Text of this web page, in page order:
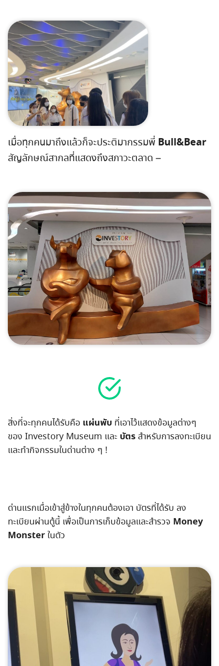
เมื่อทุกคนมาถึงแล้วก็จะประติมากรรมพี่ Bull&Bear
สัญลักษณ์สากลที่แสดงถึงสภาวะตลาด –
สิ่งที่จะทุกคนได้รับคือ แผ่นพับ ที่เอาไว้แสดงข้อมูลต่างๆ
ของ Investory Museum และ บัตร สำหรับการลงทะเบียน
และทำกิจกรรมในด่านต่าง ๆ !
ด่านแรกเมื่อเข้าสู่ข้างในทุกคนต้องเอา บัตรที่ได้รับ ลง
ทะเบียนผ่านตู้นี้ เพื่อเป็นการเก็บข้อมูลและสำรวจ Money
Monsterในตัว